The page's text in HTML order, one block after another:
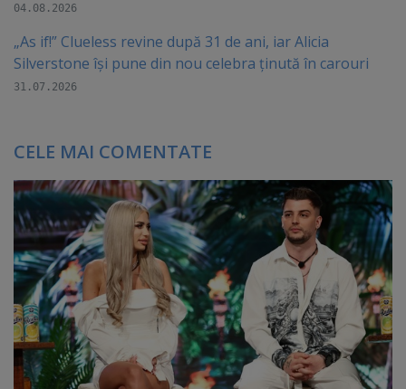
04.08.2026
„As if!” Clueless revine după 31 de ani, iar Alicia
Silverstone își pune din nou celebra ținută în carouri
31.07.2026
CELE MAI COMENTATE